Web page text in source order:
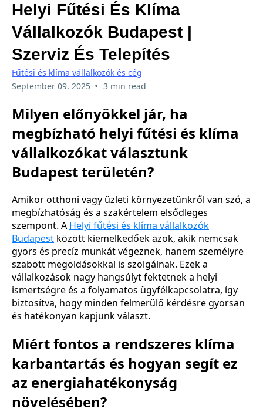
Helyi Fűtési És Klíma
Vállalkozók Budapest |
Szerviz És Telepítés
Fűtési és klíma vállalkozók és cég
September 09, 2025 • 3 min read
Milyen előnyökkel jár, ha
megbízható helyi fűtési és klíma
vállalkozókat választunk
Budapest területén?
Amikor otthoni vagy üzleti környezetünkről van szó, a
megbízhatóság és a szakértelem elsődleges
szempont. A Helyi fűtési és klíma vállalkozók
Budapest között kiemelkedőek azok, akik nemcsak
gyors és precíz munkát végeznek, hanem személyre
szabott megoldásokkal is szolgálnak. Ezek a
vállalkozások nagy hangsúlyt fektetnek a helyi
ismertségre és a folyamatos ügyfélkapcsolatra, így
biztosítva, hogy minden felmerülő kérdésre gyorsan
és hatékonyan kapjunk választ.
Miért fontos a rendszeres klíma
karbantartás és hogyan segít ez
az energiahatékonyság
növelésében?